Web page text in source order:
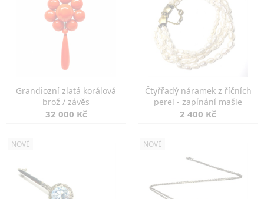
Grandiozní zlatá korálová
brož / závěs
32 000 Kč
Čtyřřadý náramek z říčních
perel - zapínání mašle
2 400 Kč
NOVÉ NOVÉ